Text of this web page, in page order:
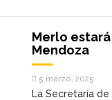
Merlo
Mendoza
5 marzo, 2025
La Secretaría